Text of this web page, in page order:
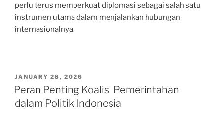
perlu terus memperkuat diplomasi sebagai salah satu
instrumen utama dalam menjalankan hubungan
internasionalnya.
POSTED
ON
JANUARY 28, 2026
Peran Penting Koalisi Pemerintahan
dalam Politik Indonesia